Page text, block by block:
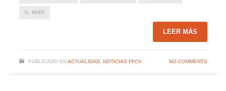
RFEF
LEER MÁS
PUBLICADO EN ACTUALIDAD, NOTICIAS FFCV NO COMMENTS